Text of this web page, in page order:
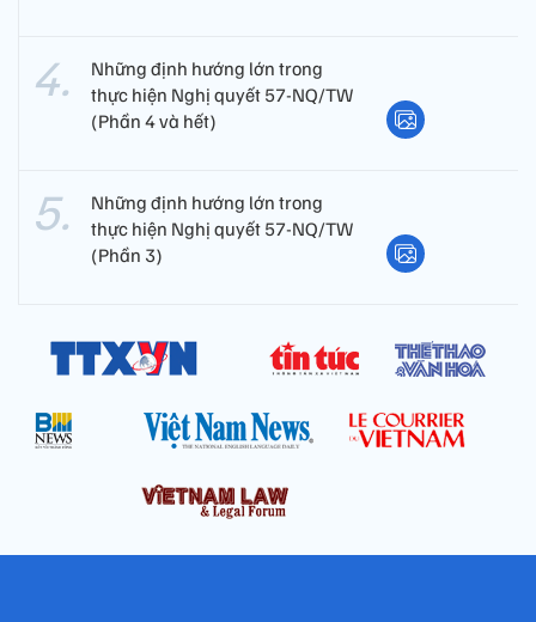
Những định hướng lớn trong
thực hiện Nghị quyết 57-NQ/TW
(Phần 4 và hết)
Những định hướng lớn trong
thực hiện Nghị quyết 57-NQ/TW
(Phần 3)